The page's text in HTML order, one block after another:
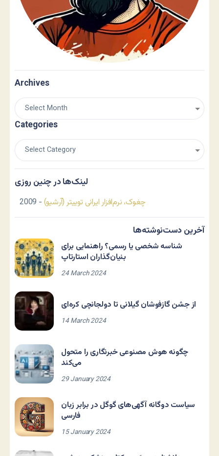
Archives
Categories
لینک‌ها در چنین روزی
چغوک، نرم‌افزار ایرانی توییتر (آرشیو) - 2009
آخرین دست‌نوشته‌ها
شناسه شخصی یا رسمی؟ راهنمایی برای
بنیان‌گذاران استارتاپ
24 March 2024
از جشن گازفوشان گیلانی تا دولجانچی کره‌ای
14 March 2024
چگونه هوش مصنوعی خبرنگاری را متحول
می‌کند
29 January 2024
سیاست دوگانه آگهی‌های گوگل در برابر زبان
فارسی
15 January 2024